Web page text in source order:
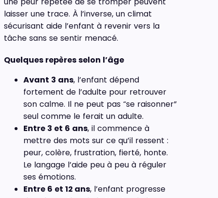
laisser une trace. À l’inverse, un climat
sécurisant aide l’enfant à revenir vers la
tâche sans se sentir menacé.
Quelques repères selon l’âge
Avant 3 ans, l’enfant dépend
fortement de l’adulte pour retrouver
son calme. Il ne peut pas “se raisonner”
seul comme le ferait un adulte.
Entre 3 et 6 ans, il commence à
mettre des mots sur ce qu’il ressent :
peur, colère, frustration, fierté, honte.
Le langage l’aide peu à peu à réguler
ses émotions.
Entre 6 et 12 ans, l’enfant progresse